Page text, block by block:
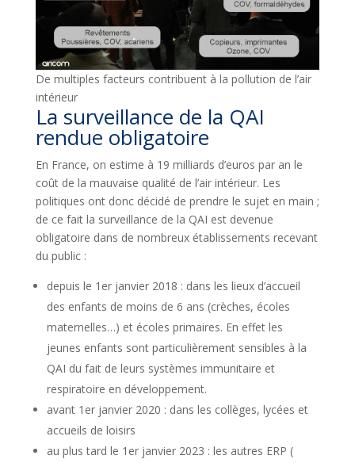
De multiples facteurs contribuent à la pollution de l’air
intérieur
La surveillance de la QAI
rendue obligatoire
En France, on estime à 19 milliards d’euros par an le
coût de la mauvaise qualité de l’air intérieur. Les
politiques ont donc décidé de prendre le sujet en main ;
de ce fait la surveillance de la QAI est devenue
obligatoire dans de nombreux établissements recevant
du public :
depuis le 1er janvier 2018 : dans les lieux d’accueil
des enfants de moins de 6 ans (crèches, écoles
maternelles…) et écoles primaires. En effet les
jeunes enfants sont particulièrement sensibles à la
QAI du fait de leurs systèmes immunitaire et
respiratoire en développement.
avant 1er janvier 2020 : dans les collèges, lycées et
accueils de loisirs
au plus tard le 1er janvier 2023 : les autres ERP (